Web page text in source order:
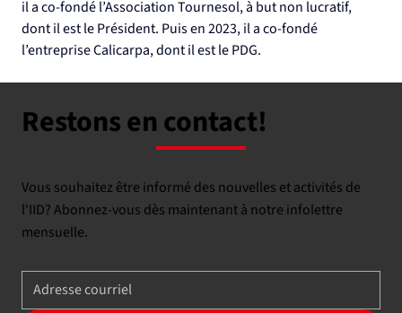
il a co-fondé l’Association Tournesol, à but non lucratif,
dont il est le Président. Puis en 2023, il a co-fondé
l’entreprise Calicarpa, dont il est le PDG.
Restons en contact!
Vous souhaitez être informé des nouvelles et activités de
l'IID? Abonnez-vous dès maintenant à notre infolettre
mensuelle.